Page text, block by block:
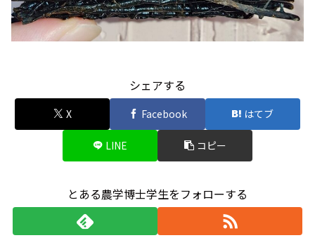
シェアする
X Facebook はてブ
LINE コピー
とある農学博士学生をフォローする